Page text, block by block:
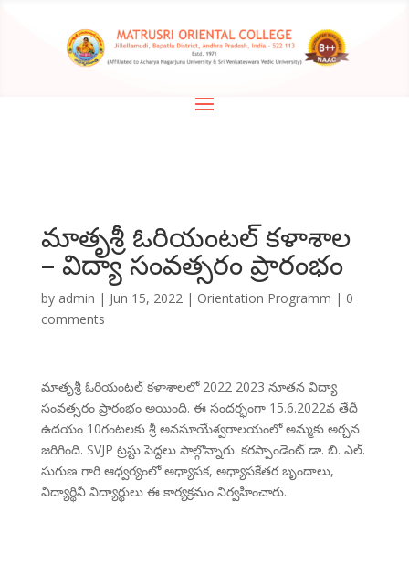
మాతృశ్రీ ఓరియంటల్ కళాశాల
– విద్యా సంవత్సరం ప్రారంభం
by admin | Jun 15, 2022| Orientation Programm | 0
comments
మాతృశ్రీ ఓరియంటల్ కళాశాలలో 2022 2023 నూతన విద్యా
సంవత్సరం ప్రారంభం అయింది. ఈ సందర్భంగా 15.6.2022వ తేదీ
ఉదయం 10గంటలకు శ్రీ అనసూయేశ్వరాలయంలో అమ్మకు అర్చన
జరిగింది. SVJP ట్రస్టు పెద్దలు పాల్గొన్నారు. కరస్పాండెంట్ డా. బి. ఎల్.
సుగుణ గారి ఆధ్వర్యంలో అధ్యాపక, అధ్యాపకేతర బృందాలు,
విద్యార్థినీ విద్యార్థులు ఈ కార్యక్రమం నిర్వహించారు.